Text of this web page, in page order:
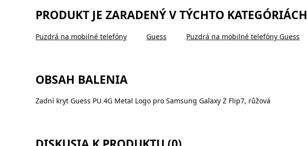
PRODUKT JE ZARADENÝ V TÝCHTO KATEGÓRIÁCH
Puzdrá na mobilné telefóny Guess Puzdrá na mobilné telefóny Guess
OBSAH BALENIA
Zadní kryt Guess PU 4G Metal Logo pro Samsung Galaxy Z Flip7, růžová